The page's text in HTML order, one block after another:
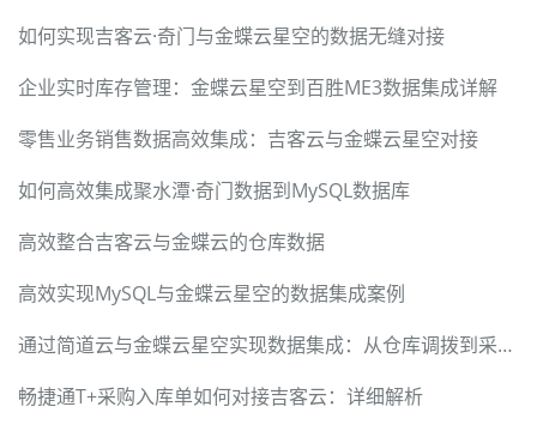
如何实现吉客云·奇门与金蝶云星空的数据无缝对接
企业实时库存管理：金蝶云星空到百胜ME3数据集成详解
零售业务销售数据高效集成：吉客云与金蝶云星空对接
如何高效集成聚水潭·奇门数据到MySQL数据库
高效整合吉客云与金蝶云的仓库数据
高效实现MySQL与金蝶云星空的数据集成案例
通过简道云与金蝶云星空实现数据集成：从仓库调拨到采购入库
畅捷通T+采购入库单如何对接吉客云：详细解析